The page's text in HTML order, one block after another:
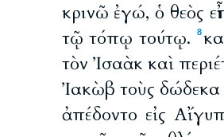
κρινῶ ἐγώ, ὁ θεὸς
τῷ τόπῳ τούτῳ.
8
τὸν Ἰσαὰκ καὶ
Ἰακὼβ τοὺς
ἀπέδοντο εἰς